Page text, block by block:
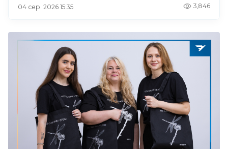
04 сер. 2026 15:35 3,846